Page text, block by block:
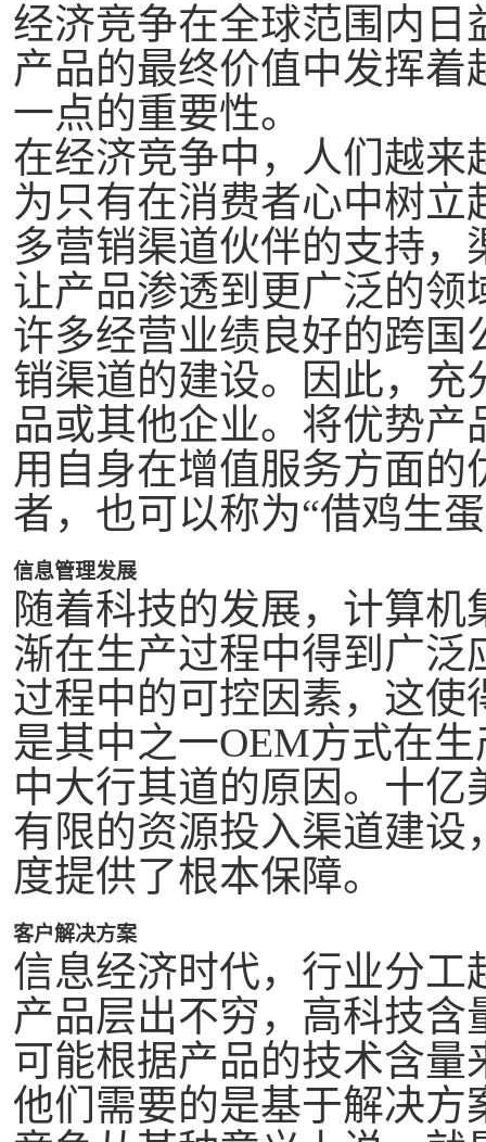
经济竞争在全球范围内
产品的最终价值中发挥
一点的重要性。
在经济竞争中，人们越
为只有在消费者心中树
多营销渠道伙伴的支持
让产品渗透到更广泛的
许多经营业绩良好的跨
销渠道的建设。因此，充
品或其他企业。将优势
用自身在增值服务方面
者，也可以称为“借鸡生
信息管理发展
随着科技的发展，计算机
渐在生产过程中得到广
过程中的可控因素，这使
是其中之一OEM方式在
中大行其道的原因。十
有限的资源投入渠道建
度提供了根本保障。
客户解决方案
信息经济时代，行业分
产品层出不穷，高科技
可能根据产品的技术含
他们需要的是基于解决